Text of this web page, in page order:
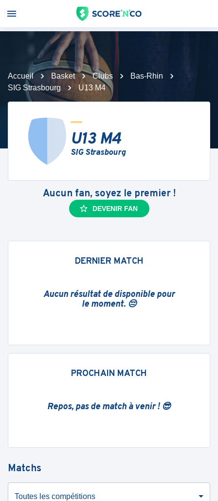
Accueil Basket Clubs
Bas-Rhin
SIG Strasbourg
U13 M4
U13 M4
SIG Strasbourg
Aucun fan, soyez le premier !
DEVENIR FAN
DERNIER MATCH
Aucun résultat de disponible pour
le moment. 😔
PROCHAIN MATCH
Repos, pas de match à venir ! 😎
Matchs
Toutes les compétitions